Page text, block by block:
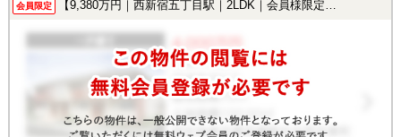
会員限定 【9,380万円｜西新宿五丁目駅｜2LDK｜会員様限定で公開中！】